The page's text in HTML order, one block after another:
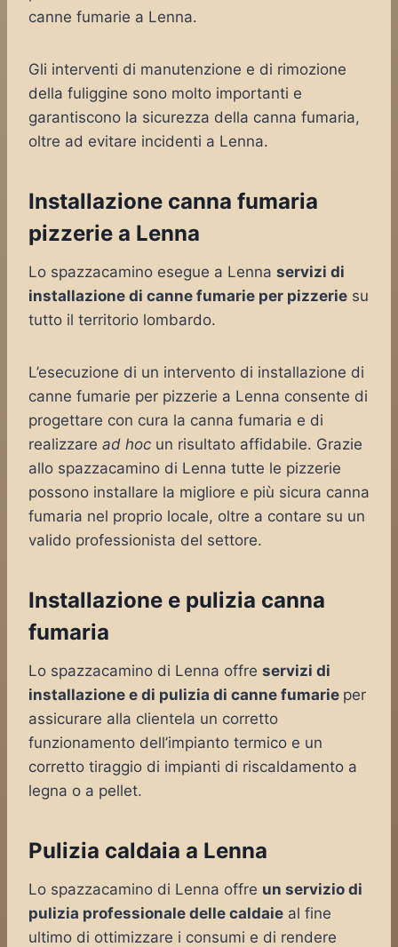
canne fumarie a Lenna.
Gli interventi di manutenzione e di rimozione
della fuliggine sono molto importanti e
garantiscono la sicurezza della canna fumaria,
oltre ad evitare incidenti a Lenna.
Installazione canna fumaria
pizzerie a Lenna
Lo spazzacamino esegue a Lenna servizi di
installazione di canne fumarie per pizzerie su
tutto il territorio lombardo.
L’esecuzione di un intervento di installazione di
canne fumarie per pizzerie a Lenna consente di
progettare con cura la canna fumaria e di
realizzare ad hoc un risultato affidabile. Grazie
allo spazzacamino di Lenna tutte le pizzerie
possono installare la migliore e più sicura canna
fumaria nel proprio locale, oltre a contare su un
valido professionista del settore.
Installazione e pulizia canna
fumaria
Lo spazzacamino di Lenna offre servizi di
installazione e di pulizia di canne fumarie per
assicurare alla clientela un corretto
funzionamento dell’impianto termico e un
corretto tiraggio di impianti di riscaldamento a
legna o a pellet.
Pulizia caldaia a Lenna
Lo spazzacamino di Lenna offre un servizio di
pulizia professionale delle caldaie al fine
ultimo di ottimizzare i consumi e di rendere